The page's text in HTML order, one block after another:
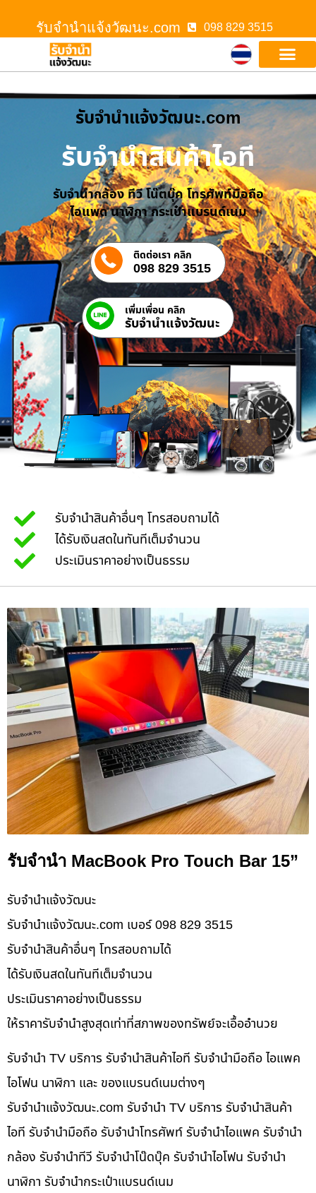
รับจํานําแจ้งวัฒนะ.com 098 829 3515
รับจํานําแจ้งวัฒนะ.com
รับจำนำสินค้าไอที
รับจำนำกล้อง ทีวี โน๊ตบุ๊ค โทรศัพท์มือถือ
ไอแพด นาฬิกา กระเป๋าแบรนด์เนม
ติดต่อเรา คลิก
098 829 3515
เพิ่มเพื่อน คลิก
รับจํานําแจ้งวัฒนะ
รับจำนำสินค้าอื่นๆ โทรสอบถามได้
ได้รับเงินสดในทันทีเต็มจำนวน
ประเมินราคาอย่างเป็นธรรม
รับจำนำ MacBook Pro Touch Bar 15”
รับจํานําแจ้งวัฒนะ
รับจํานําแจ้งวัฒนะ.com เบอร์ 098 829 3515
รับจำนำสินค้าอื่นๆ โทรสอบถามได้
ได้รับเงินสดในทันทีเต็มจำนวน
ประเมินราคาอย่างเป็นธรรม
ให้ราคารับจำนำสูงสุดเท่าที่สภาพของทรัพย์จะเอื้ออำนวย
รับจำนำ TV บริการ รับจำนำสินค้าไอที รับจำนำมือถือ ไอแพค
ไอโฟน นาฬิกา และ ของแบรนด์เนมต่างๆ
รับจํานําแจ้งวัฒนะ.com รับจำนำ TV บริการ รับจำนำสินค้า
ไอที รับจำนำมือถือ รับจำนำโทรศัพท์ รับจำนำไอแพค รับจำนำ
กล้อง รับจำนำทีวี รับจำนำโน๊ดบุ๊ค รับจำนำไอโฟน รับจำนำ
นาฬิกา รับจำนำกระเป๋าแบรนด์เนม